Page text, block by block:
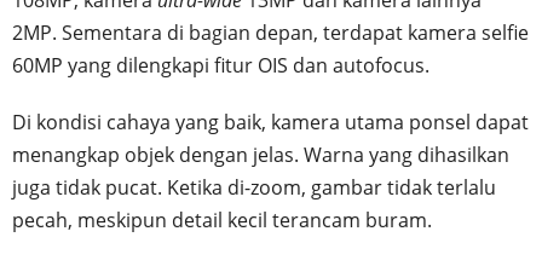
2MP. Sementara di bagian depan, terdapat kamera selfie
60MP yang dilengkapi fitur OIS dan autofocus.
Di kondisi cahaya yang baik, kamera utama ponsel dapat
menangkap objek dengan jelas. Warna yang dihasilkan
juga tidak pucat. Ketika di-zoom, gambar tidak terlalu
pecah, meskipun detail kecil terancam buram.